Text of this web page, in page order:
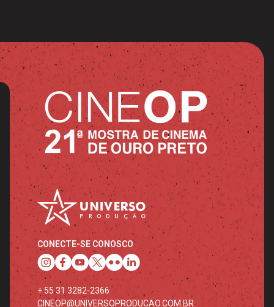
CONECTE-SE CONOSCO
+ 55 31 3282-2366
CINEOP@UNIVERSOPRODUCAO.COM.BR